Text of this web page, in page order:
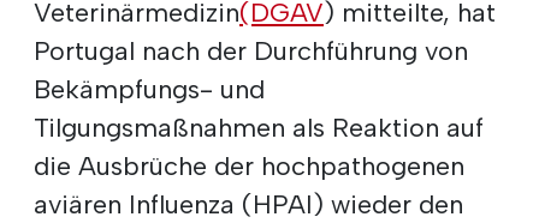
Veterinärmedizin(DGAV) mitteilte, hat
Portugal nach der Durchführung von
Bekämpfungs- und
Tilgungsmaßnahmen als Reaktion auf
die Ausbrüche der hochpathogenen
aviären Influenza (HPAI) wieder den